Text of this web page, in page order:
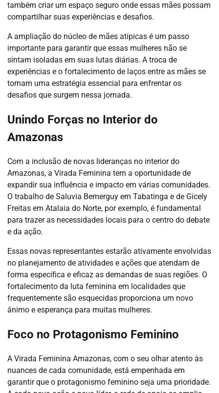
também criar um espaço seguro onde essas mães possam
compartilhar suas experiências e desafios.
A ampliação do núcleo de mães atípicas é um passo
importante para garantir que essas mulheres não se
sintam isoladas em suas lutas diárias. A troca de
experiências e o fortalecimento de laços entre as mães se
tornam uma estratégia essencial para enfrentar os
desafios que surgem nessa jornada.
Unindo Forças no Interior do
Amazonas
Com a inclusão de novas lideranças no interior do
Amazonas, a Virada Feminina tem a oportunidade de
expandir sua influência e impacto em várias comunidades.
O trabalho de Saluvia Bemerguy em Tabatinga e de Gicely
Freitas em Atalaia do Norte, por exemplo, é fundamental
para trazer as necessidades locais para o centro do debate
e da ação.
Essas novas representantes estarão ativamente envolvidas
no planejamento de atividades e ações que atendam de
forma específica e eficaz as demandas de suas regiões. O
fortalecimento da luta feminina em localidades que
frequentemente são esquecidas proporciona um novo
ânimo e esperança para muitas mulheres.
Foco no Protagonismo Feminino
A Virada Feminina Amazonas, com o seu olhar atento às
nuances de cada comunidade, está empenhada em
garantir que o protagonismo feminino seja uma prioridade.